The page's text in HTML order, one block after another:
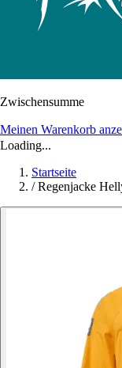
Zwischensumme
Meinen Warenkorb
Loading...
Startseite
/ Regenjacke